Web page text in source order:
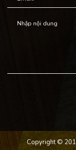
Copyright ©